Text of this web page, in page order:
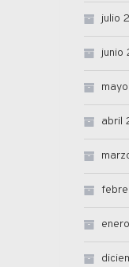
julio
junio
abril